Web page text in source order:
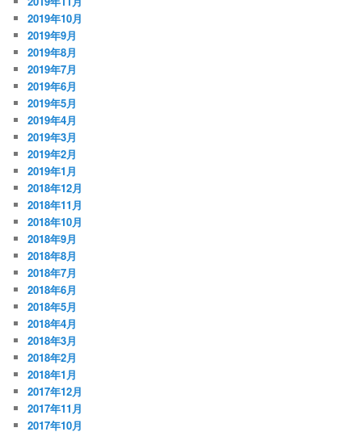
2019年10月
2019年9月
2019年8月
2019年7月
2019年6月
2019年5月
2019年4月
2019年3月
2019年2月
2019年1月
2018年12月
2018年11月
2018年10月
2018年9月
2018年8月
2018年7月
2018年6月
2018年5月
2018年4月
2018年3月
2018年2月
2018年1月
2017年12月
2017年11月
2017年10月